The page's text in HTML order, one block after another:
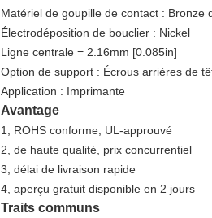
Matériel de goupille de contact : Bronze
Électrodéposition de bouclier : Nickel
Ligne centrale = 2.16mm [0.085in]
Option de support : Écrous arrières de
Application : Imprimante
Avantage
1, ROHS conforme, UL-approuvé
2, de haute qualité, prix concurrentiel
3, délai de livraison rapide
4, aperçu gratuit disponible en 2 jours
Traits communs